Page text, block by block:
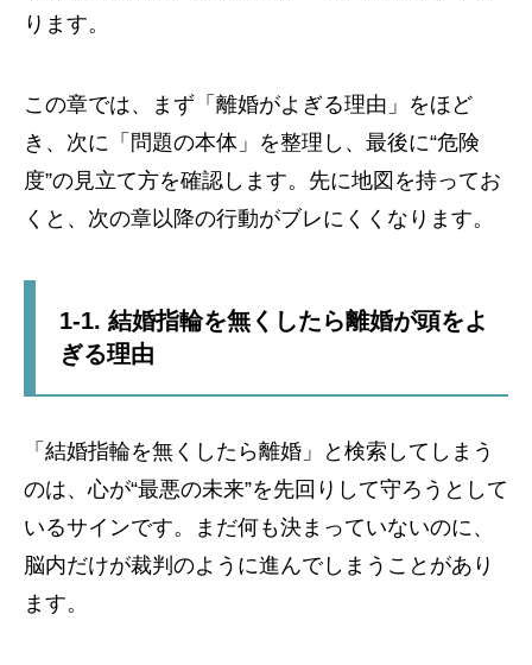
ります。
この章では、まず「離婚がよぎる理由」をほど
き、次に「問題の本体」を整理し、最後に“危険
度”の見立て方を確認します。先に地図を持ってお
くと、次の章以降の行動がブレにくくなります。
1-1. 結婚指輪を無くしたら離婚が頭をよ
ぎる理由
「結婚指輪を無くしたら離婚」と検索してしまう
のは、心が“最悪の未来”を先回りして守ろうとして
いるサインです。まだ何も決まっていないのに、
脳内だけが裁判のように進んでしまうことがあり
ます。